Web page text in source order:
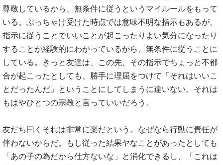
尊敬しているから、無条件に従うというマイルールをもって
いる。ぶっちゃけ受けた時点では意味不明な指示もあるが、
指示に従うことでいいことが起こったりよい気分になったり
することが経験的にわかっているから、無条件に従うことに
している。きっと友達は、この先、その指示でちょっと不都
合が起こったとしても、勝手に理屈をつけて「それはいいこ
とだったんだ」ということにしてしまうに違いない。それは
もはやひとつの宗教と言っていいだろう。
友だち曰くそれは非常に楽だという。なぜなら行動に責任が
伴わないからだ。もし従った結果ヤなことがあったとしても
「あの子の為だから仕方ないな」と消化できるし、「これは